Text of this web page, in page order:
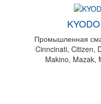
Промышленная
Cinncinati, Citizen,
Makino, Mazak,